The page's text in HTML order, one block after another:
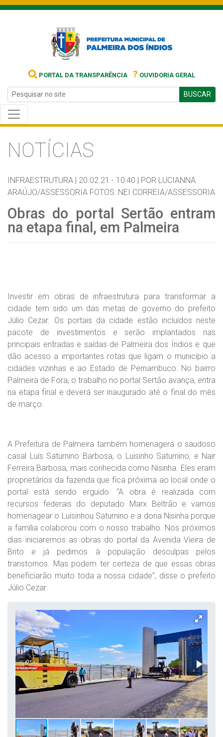
PORTAL DA TRANSPARÊNCIA ? OUVIDORIA GERAL
BUSCAR
NOTÍCIAS
INFRAESTRUTURA | 20.02.21 - 10:40 | POR LUCIANNA
ARAÚJO/ASSESSORIA FOTOS: NEI CORREIA/ASSESSORIA
Obras do portal Sertão entram
na etapa final, em Palmeira
Investir em obras de infraestrutura para transformar a
cidade tem sido um das metas de governo do prefeito
Júlio Cezar. Os portais da cidade estão incluídos neste
pacote de investimentos e serão implantados nas
principais entradas e saídas de Palmeira dos Índios e que
dão acesso a importantes rotas que ligam o município a
cidades vizinhas e ao Estado de Pernambuco. No bairro
Palmeira de Fora, o trabalho no portal Sertão avança, entra
na etapa final e deverá ser inaugurado até o final do mês
de março.
A Prefeitura de Palmeira também homenagerá o saudoso
casal Luís Saturnino Barbosa, o Luisinho Saturnino, e Nair
Ferreira Barbosa, mais conhecida como Nisinha. Eles eram
proprietários da fazenda que fica próxima ao local onde o
portal está sendo erguido. “A obra é realizada com
recursos federais do deputado Marx Beltrão e vamos
homenagear o Luisinhou Saturnino e a dona Nisinha porque
a família colaborou com o nosso trabalho. Nos próximos
dias iniciaremos as obras do portal da Avenida Vieira de
Brito e já pedimos à população desculpas pelos
transtornos. Mas podem ter certeza de que essas obras
beneficiarão muito toda a nossa cidade”, disse o prefeito
Júlio Cezar.